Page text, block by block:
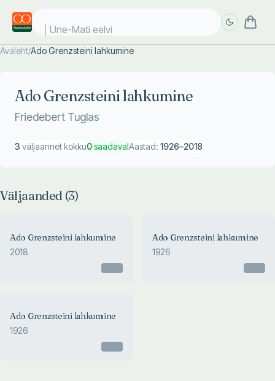
Une-Mati eelvii
Avaleht/Ado Grenzsteini lahkumine
Ado Grenzsteini lahkumine
Friedebert Tuglas
3 väljaannet kokku0saadavalAastad: 1926–2018
Väljaanded (3)
Ado Grenzsteini lahkumine
2018
Ado Grenzsteini lahkumine
1926
Ado Grenzsteini lahkumine
1926